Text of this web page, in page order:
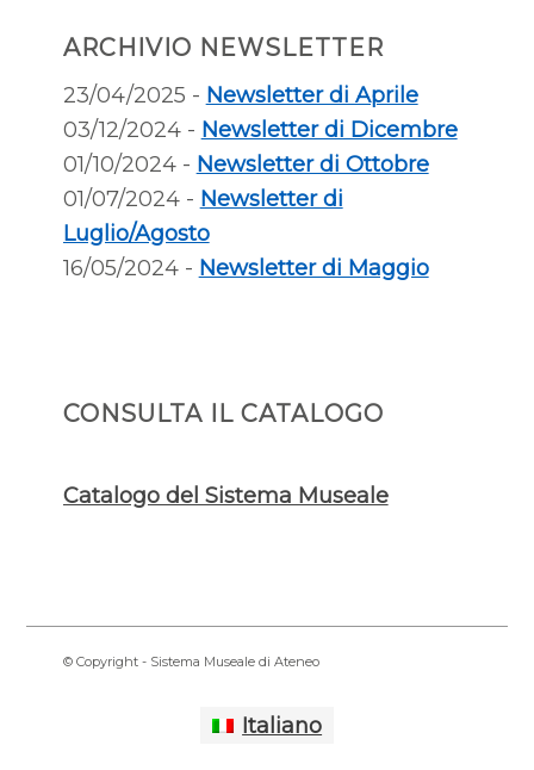
ARCHIVIO NEWSLETTER
23/04/2025 - Newsletter di Aprile
03/12/2024 - Newsletter di Dicembre
01/10/2024 - Newsletter di Ottobre
01/07/2024 - Newsletter di
Luglio/Agosto
16/05/2024 - Newsletter di Maggio
CONSULTA IL CATALOGO
Catalogo del Sistema Museale
© Copyright - Sistema Museale di Ateneo
Italiano